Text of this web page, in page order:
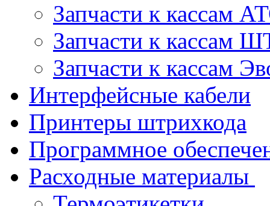
Запчасти к кассам
Запчасти к кассам
Запчасти к кассам
Интерфейсные кабели
Принтеры штрихкода
Программное
Расходные материалы